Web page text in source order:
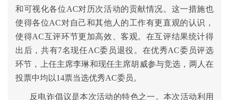
和可视化各位AC对历次活动的贡献情况。这一措施也
使得各位AC对自己和其他人的工作有更直观的认识，
使得AC互评环节更加高效、客观。在互评结果统计得
出后，共有7名现任AC委员退役。在优秀AC委员评选
环节，上任主席李琳和现任主席胡威参与竞选，两人在
投票中均以14票当选优秀AC委员。
反电诈倡议是本次活动的特色之一。本次活动利用